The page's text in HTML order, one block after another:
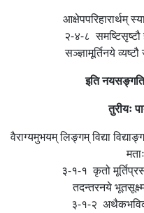
आक्षेपपरिहारार्थम्
२-४-८ समष्टिसृष्टौ
सञ्ज्ञामूर्तिनये
इति
तुरीयः
वैराग्यमुभयम् लिङ्गम् विद्या
३-१-१ कृतो
तदन्तरनये
३-१-२